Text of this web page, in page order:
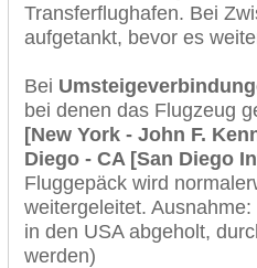
Transferflughafen. Bei
aufgetankt, bevor es
Bei
bei denen das Flugzeug
[New York - John F.
Diego - CA [San Diego
Fluggepäck wird
weitergeleitet.
in den USA abgeholt,
werden)